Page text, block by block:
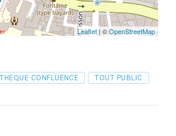
Leaflet| ©OpenStreetMap
CONFLUENCE TOUT PUBLIC